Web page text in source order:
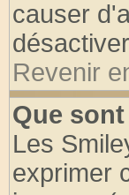
causer
Revenir
Que
Les
exprimer